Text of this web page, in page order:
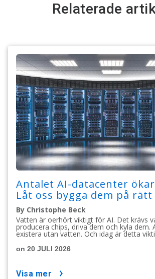
Relaterade
Antalet AI-datacenter
Låt oss bygga dem på
By Christophe Beck
Vatten är oerhört viktigt för AI. Det krävs
producera chips, driva dem och kyla dem.
existera utan vatten. Och idag är detta
on 20 JULI 2026
visa mer